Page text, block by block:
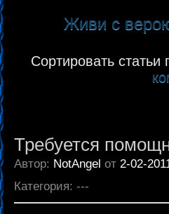
Живи с
Сортировать статьи
Требуется
Автор: NotAngel от 2-02-
Категория: ---